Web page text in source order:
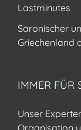
Lastminutes
Saronischer
Griechenland
IMMER FÜR
Unser
Organisation